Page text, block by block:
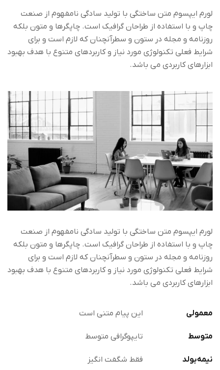
لورم ایپسوم متن ساختگی با تولید سادگی نامفهوم از صنعت
چاپ و با استفاده از طراحان گرافیک است. چاپگرها و متون بلکه
روزنامه و مجله در ستون و سطرآنچنان که لازم است و برای
شرایط فعلی تکنولوژی مورد نیاز و کاربردهای متنوع با هدف بهبود
ابزارهای کاربردی می باشد.
لورم ایپسوم متن ساختگی با تولید سادگی نامفهوم از صنعت
چاپ و با استفاده از طراحان گرافیک است. چاپگرها و متون بلکه
روزنامه و مجله در ستون و سطرآنچنان که لازم است و برای
شرایط فعلی تکنولوژی مورد نیاز و کاربردهای متنوع با هدف بهبود
ابزارهای کاربردی می باشد.
معمولی این پیام متنی است
متوسط تایپوگرافی متوسط
نیمه‌بولد فقط شگفت انگیز